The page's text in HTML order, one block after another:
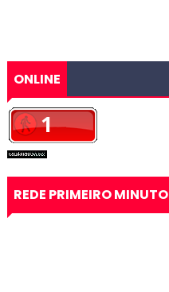
ONLINE
REDE PRIMEIRO MINUTO